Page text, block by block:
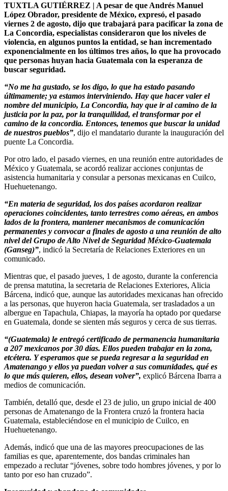
TUXTLA GUTIÉRREZ | A pesar de que Andrés Manuel
López Obrador, presidente de México, expresó, el pasado
viernes 2 de agosto, dijo que trabajará para pacificar la zona de
La Concordia, especialistas consideraron que los niveles de
violencia, en algunos puntos la entidad, se han incrementado
exponencialmente en los últimos tres años, lo que ha provocado
que personas huyan hacia Guatemala con la esperanza de
buscar seguridad.
“No me ha gustado, se los digo, lo que ha estado pasando
últimamente; ya estamos interviniendo. Hay que hacer valer el
nombre del municipio, La Concordia, hay que ir al camino de la
justicia por la paz, por la tranquilidad, el transformar por el
camino de la concordia. Entonces, tenemos que buscar la unidad
de nuestros pueblos”, dijo el mandatario durante la inauguración del
puente La Concordia.
Por otro lado, el pasado viernes, en una reunión entre autoridades de
México y Guatemala, se acordó realizar acciones conjuntas de
asistencia humanitaria y consular a personas mexicanas en Cuilco,
Huehuetenango.
“En materia de seguridad, los dos países acordaron realizar
operaciones coincidentes, tanto terrestres como aéreas, en ambos
lados de la frontera, mantener mecanismos de comunicación
permanentes y convocar a finales de agosto a una reunión de alto
nivel del Grupo de Alto Nivel de Seguridad México-Guatemala
(Ganseg)”, indicó la Secretaría de Relaciones Exteriores en un
comunicado.
Mientras que, el pasado jueves, 1 de agosto, durante la conferencia
de prensa matutina, la secretaria de Relaciones Exteriores, Alicia
Bárcena, indicó que, aunque las autoridades mexicanas han ofrecido
a las personas, que huyeron hacia Guatemala, ser trasladados a un
albergue en Tapachula, Chiapas, la mayoría ha optado por quedarse
en Guatemala, donde se sienten más seguros y cerca de sus tierras.
“(Guatemala) le entregó certificado de permanencia humanitaria
a 207 mexicanos por 30 días. Ellos pueden trabajar en la zona,
etcétera. Y esperamos que se pueda regresar a la seguridad en
Amatenango y ellos ya puedan volver a sus comunidades, qué es
lo que más quieren, ellos, desean volver”, explicó Bárcena Ibarra a
medios de comunicación.
También, detalló que, desde el 23 de julio, un grupo inicial de 400
personas de Amatenango de la Frontera cruzó la frontera hacia
Guatemala, estableciéndose en el municipio de Cuilco, en
Huehuetenango.
Además, indicó que una de las mayores preocupaciones de las
familias es que, aparentemente, dos bandas criminales han
empezado a reclutar “jóvenes, sobre todo hombres jóvenes, y por lo
tanto por eso han cruzado”.